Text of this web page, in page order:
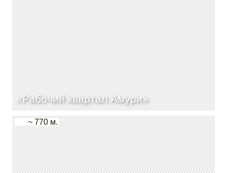
«Рабочий квартал Амури»
~ 770 м.